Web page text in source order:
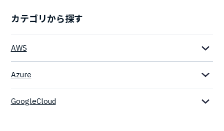
カテゴリから探す
AWS
Azure
GoogleCloud